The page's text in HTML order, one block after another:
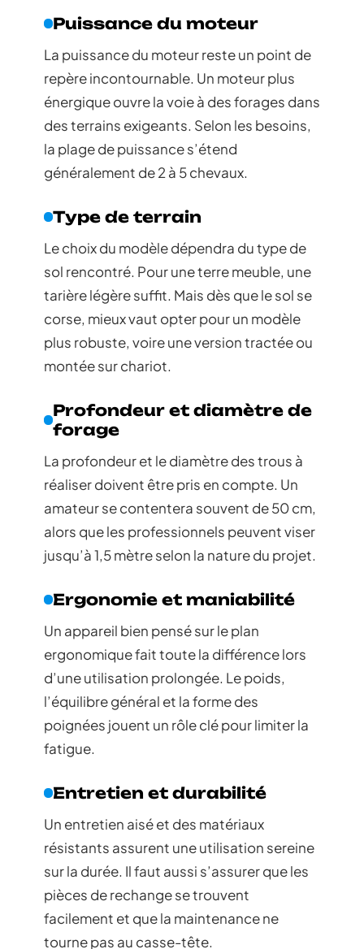
Puissance du moteur
La puissance du moteur reste un point de
repère incontournable. Un moteur plus
énergique ouvre la voie à des forages dans
des terrains exigeants. Selon les besoins,
la plage de puissance s’étend
généralement de 2 à 5 chevaux.
Type de terrain
Le choix du modèle dépendra du type de
sol rencontré. Pour une terre meuble, une
tarière légère suffit. Mais dès que le sol se
corse, mieux vaut opter pour un modèle
plus robuste, voire une version tractée ou
montée sur chariot.
Profondeur et diamètre de
forage
La profondeur et le diamètre des trous à
réaliser doivent être pris en compte. Un
amateur se contentera souvent de 50 cm,
alors que les professionnels peuvent viser
jusqu’à 1,5 mètre selon la nature du projet.
Ergonomie et maniabilité
Un appareil bien pensé sur le plan
ergonomique fait toute la différence lors
d’une utilisation prolongée. Le poids,
l’équilibre général et la forme des
poignées jouent un rôle clé pour limiter la
fatigue.
Entretien et durabilité
Un entretien aisé et des matériaux
résistants assurent une utilisation sereine
sur la durée. Il faut aussi s’assurer que les
pièces de rechange se trouvent
facilement et que la maintenance ne
tourne pas au casse-tête.